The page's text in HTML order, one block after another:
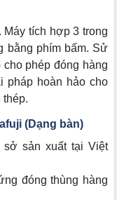
tích hợp 3 trong
bằng phím bấm. Sử
phép đóng hàng
pháp hoàn hảo cho
thép.
(Dạng bàn)
sở sản xuất tại Việt
đóng thùng hàng